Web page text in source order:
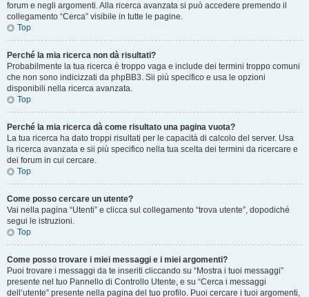
forum e negli argomenti. Alla ricerca avanzata si può accedere premendo il
collegamento “Cerca” visibile in tutte le pagine.
Top
Perché la mia ricerca non dà risultati?
Probabilmente la tua ricerca è troppo vaga e include dei termini troppo comuni
che non sono indicizzati da phpBB3. Sii più specifico e usa le opzioni
disponibili nella ricerca avanzata.
Top
Perché la mia ricerca dà come risultato una pagina vuota?
La tua ricerca ha dato troppi risultati per le capacità di calcolo del server. Usa
la ricerca avanzata e sii più specifico nella tua scelta dei termini da ricercare e
dei forum in cui cercare.
Top
Come posso cercare un utente?
Vai nella pagina “Utenti” e clicca sul collegamento “trova utente”, dopodiché
segui le istruzioni.
Top
Come posso trovare i miei messaggi e i miei argomenti?
Puoi trovare i messaggi da te inseriti cliccando su “Mostra i tuoi messaggi”
presente nel tuo Pannello di Controllo Utente, e su “Cerca i messaggi
dell’utente” presente nella pagina del tuo profilo. Puoi cercare i tuoi argomenti,